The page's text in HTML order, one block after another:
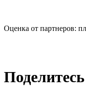
Оценка от партнеров: